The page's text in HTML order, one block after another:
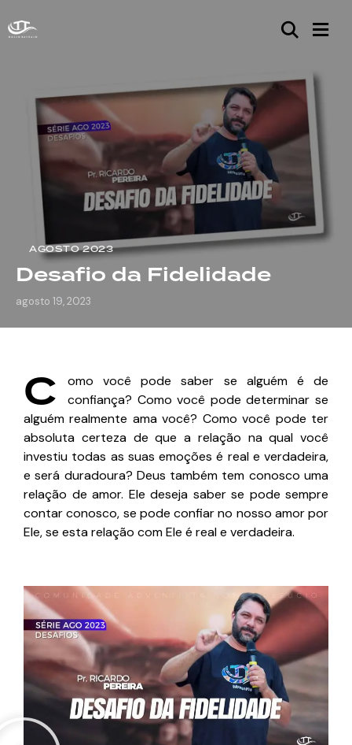
AGOSTO 2023
Desafio da Fidelidade
agosto 19, 2023
C
omo você pode saber se alguém é de
confiança? Como você pode determinar se
alguém realmente ama você? Como você pode ter
absoluta certeza de que a relação na qual você
investiu todas as suas emoções é real e verdadeira,
e será duradoura? Deus também tem conosco uma
relação de amor. Ele deseja saber se pode sempre
contar conosco, se pode confiar no nosso amor por
Ele, se esta relação com Ele é real e verdadeira.